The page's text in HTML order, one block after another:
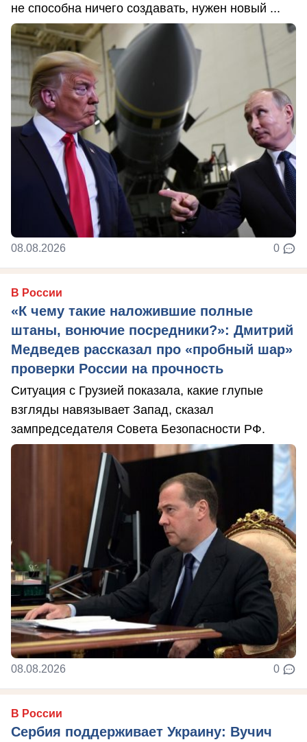
не способна ничего создавать, нужен новый ...
08.08.2026 0
В России
«К чему такие наложившие полные
штаны, вонючие посредники?»: Дмитрий
Медведев рассказал про «пробный шар»
проверки России на прочность
Ситуация с Грузией показала, какие глупые
взгляды навязывает Запад, сказал
зампредседателя Совета Безопасности РФ.
08.08.2026 0
В России
Сербия поддерживает Украину: Вучич